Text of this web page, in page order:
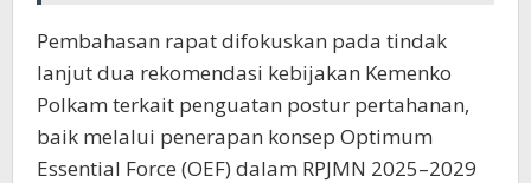
Pembahasan rapat difokuskan pada tindak
lanjut dua rekomendasi kebijakan Kemenko
Polkam terkait penguatan postur pertahanan,
baik melalui penerapan konsep Optimum
Essential Force (OEF) dalam RPJMN 2025–2029